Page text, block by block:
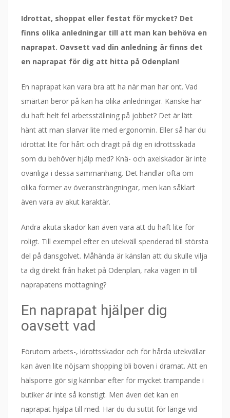
Idrottat, shoppat eller festat för mycket? Det
finns olika anledningar till att man kan behöva en
naprapat. Oavsett vad din anledning är finns det
en naprapat för dig att hitta på Odenplan!
En naprapat kan vara bra att ha när man har ont. Vad
smärtan beror på kan ha olika anledningar. Kanske har
du haft helt fel arbetsställning på jobbet? Det är lätt
hänt att man slarvar lite med ergonomin. Eller så har du
idrottat lite för hårt och dragit på dig en idrottsskada
som du behöver hjälp med? Knä- och axelskador är inte
ovanliga i dessa sammanhang. Det handlar ofta om
olika former av överansträngningar, men kan såklart
även vara av akut karaktär.
Andra akuta skador kan även vara att du haft lite för
roligt. Till exempel efter en utekväll spenderad till största
del på dansgolvet. Måhända är känslan att du skulle vilja
ta dig direkt från haket på Odenplan, raka vägen in till
naprapatens mottagning?
En naprapat hjälper dig
oavsett vad
Förutom arbets-, idrottsskador och för hårda utekvällar
kan även lite nöjsam shopping bli boven i dramat. Att en
hälsporre gör sig kännbar efter för mycket trampande i
butiker är inte så konstigt. Men även det kan en
naprapat hjälpa till med. Har du du suttit för länge vid